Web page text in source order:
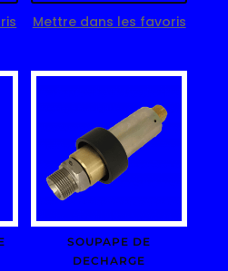
Mettre dans les favoris
SOUPAPE DE
DECHARGE